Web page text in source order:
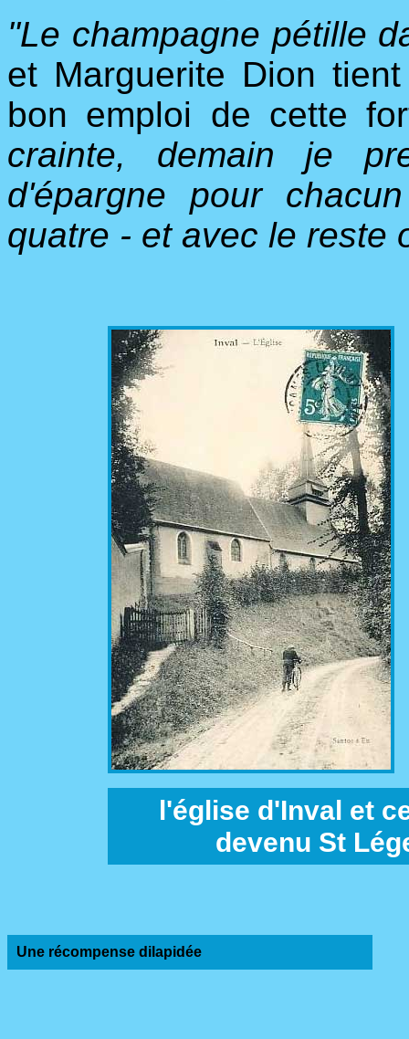
"Le champagne pétille
et Marguerite Dion
bon emploi de cette
crainte, demain je
d'épargne pour
quatre - et avec le reste
l'église d'Inval et
devenu St
Une récompense dilapidée